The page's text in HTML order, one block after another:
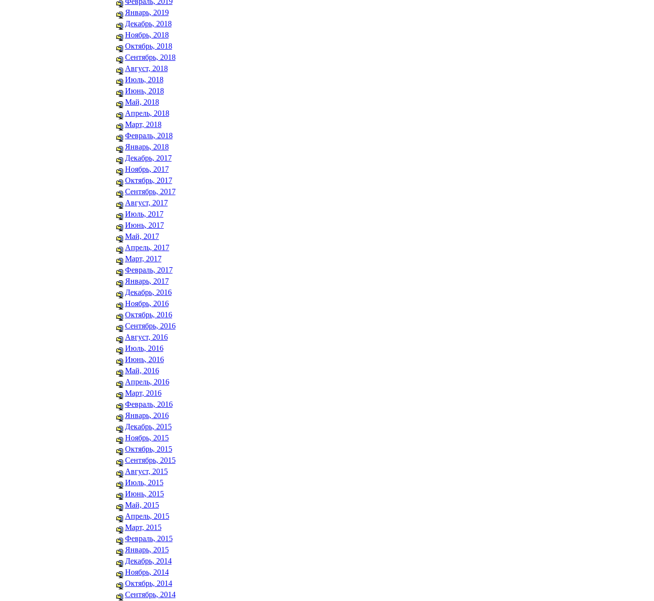
Январь, 2019
Декабрь, 2018
Ноябрь, 2018
Октябрь, 2018
Сентябрь, 2018
Август, 2018
Июль, 2018
Июнь, 2018
Май, 2018
Апрель, 2018
Март, 2018
Февраль, 2018
Январь, 2018
Декабрь, 2017
Ноябрь, 2017
Октябрь, 2017
Сентябрь, 2017
Август, 2017
Июль, 2017
Июнь, 2017
Май, 2017
Апрель, 2017
Март, 2017
Февраль, 2017
Январь, 2017
Декабрь, 2016
Ноябрь, 2016
Октябрь, 2016
Сентябрь, 2016
Август, 2016
Июль, 2016
Июнь, 2016
Май, 2016
Апрель, 2016
Март, 2016
Февраль, 2016
Январь, 2016
Декабрь, 2015
Ноябрь, 2015
Октябрь, 2015
Сентябрь, 2015
Август, 2015
Июль, 2015
Июнь, 2015
Май, 2015
Апрель, 2015
Март, 2015
Февраль, 2015
Январь, 2015
Декабрь, 2014
Ноябрь, 2014
Октябрь, 2014
Сентябрь, 2014